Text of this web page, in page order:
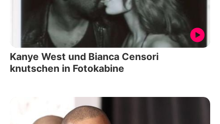
Kanye West und Bianca Censori
knutschen in Fotokabine